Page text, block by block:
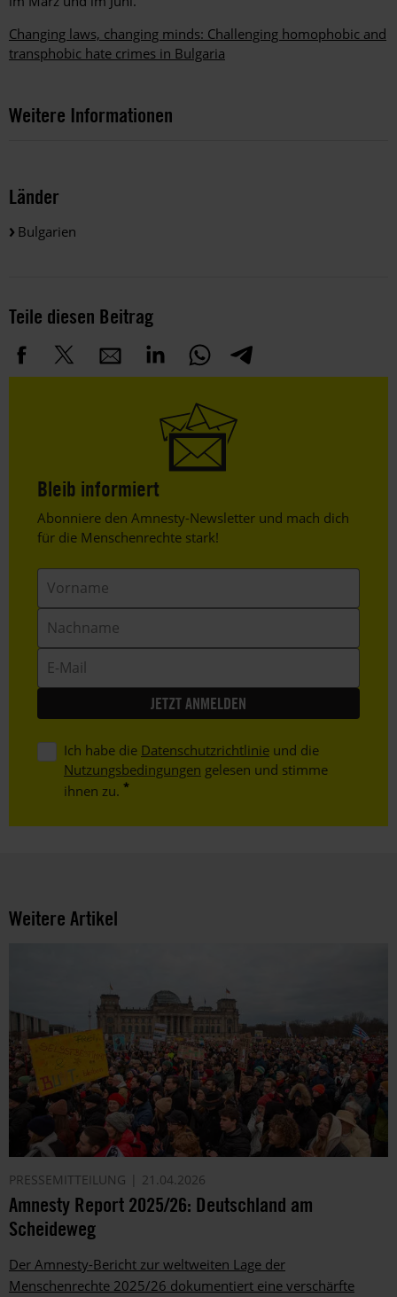
Changing laws, changing minds: Challenging homophobic and
transphobic hate crimes in Bulgaria
Weitere Informationen
Länder
Bulgarien
Teile diesen Beitrag
Bleib informiert
Header
Text
Abonniere den Amnesty-Newsletter und mach dich
für die Menschenrechte stark!
Mail
Ich habe die Datenschutzrichtlinie und die
Nutzungsbedingungen gelesen und stimme
ihnen zu.
Weitere Artikel
PRESSEMITTEILUNG 21.04.2026
Amnesty Report 2025/26: Deutschland am
Scheideweg
Der Amnesty-Bericht zur weltweiten Lage der
Menschenrechte 2025/26 dokumentiert eine verschärfte